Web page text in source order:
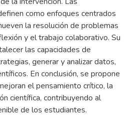
como enfoques centrados
la resolución de problemas
y el trabajo colaborativo. Su
las capacidades de
generar y analizar datos,
En conclusión, se propone
el pensamiento crítico, la
científica, contribuyendo al
de los estudiantes.